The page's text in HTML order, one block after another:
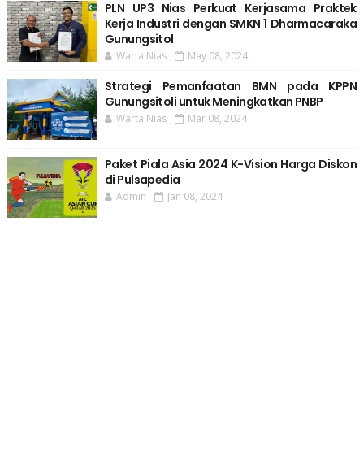
PLN UP3 Nias Perkuat Kerjasama Praktek
Kerja Industri dengan SMKN 1 Dharmacaraka
Gunungsitol
Warta Nias May 08, 2024
Strategi Pemanfaatan BMN pada KPPN
Gunungsitoli untuk Meningkatkan PNBP
Warta Nias Mar 08, 2024
Paket Piala Asia 2024 K-Vision Harga Diskon
di Pulsapedia
Admin Jan 08, 2024